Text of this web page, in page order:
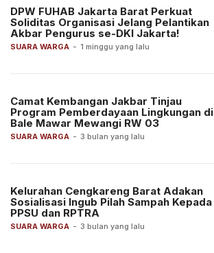
SUARA WARGA - 1 minggu yang lalu
DPW FUHAB Jakarta Barat Perkuat
Soliditas Organisasi Jelang Pelantikan
Akbar Pengurus se-DKI Jakarta!
SUARA WARGA - 3 bulan yang lalu
Camat Kembangan Jakbar Tinjau
Program Pemberdayaan Lingkungan di
Bale Mawar Mewangi RW 03
SUARA WARGA - 3 bulan yang lalu
Kelurahan Cengkareng Barat Adakan
Sosialisasi Ingub Pilah Sampah Kepada
PPSU dan RPTRA